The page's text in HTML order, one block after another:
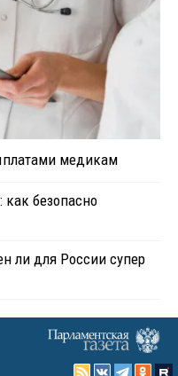
медикам
как безопасно
ли для России супер